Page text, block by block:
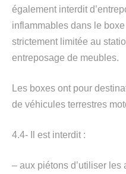
également interdit
inflammables dans le
strictement limitée au
entreposage de meubles.
Les boxes ont pour
de véhicules terrestres
4.4- Il est interdit :
– aux piétons d’utiliser les